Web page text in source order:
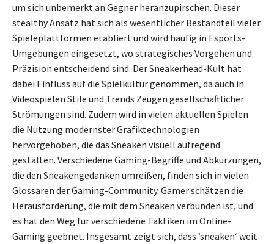
um sich unbemerkt an Gegner heranzupirschen. Dieser
stealthy Ansatz hat sich als wesentlicher Bestandteil vieler
Spieleplattformen etabliert und wird häufig in Esports-
Umgebungen eingesetzt, wo strategisches Vorgehen und
Präzision entscheidend sind. Der Sneakerhead-Kult hat
dabei Einfluss auf die Spielkultur genommen, da auch in
Videospielen Stile und Trends Zeugen gesellschaftlicher
Strömungen sind. Zudem wird in vielen aktuellen Spielen
die Nutzung modernster Grafiktechnologien
hervorgehoben, die das Sneaken visuell aufregend
gestalten. Verschiedene Gaming-Begriffe und Abkürzungen,
die den Sneakengedanken umreißen, finden sich in vielen
Glossaren der Gaming-Community. Gamer schätzen die
Herausforderung, die mit dem Sneaken verbunden ist, und
es hat den Weg für verschiedene Taktiken im Online-
Gaming geebnet. Insgesamt zeigt sich, dass ’sneaken‘ weit